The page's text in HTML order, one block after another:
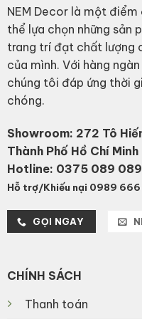
NEM Decor là một
thể lựa chọn những sản
trang trí đạt chất lượng
của mình. Với hàng
chúng tôi đáp ứng thời
chóng.
Showroom: 272 Tô
Thành Phố Hồ Chí Minh
Hotline: 0375 089 089
Hỗ trợ/Khiếu nại 0989 666
GỌI NGAY
CHÍNH SÁCH
Thanh toán